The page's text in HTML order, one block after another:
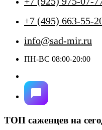
+7 (495) 663-55-
info@sad-mir.ru
ПН-ВС 08:00-20:00
ТОП саженцев на